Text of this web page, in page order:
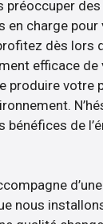
préoccuper
charge pour
dès lors
efficace
produire votre
de
nous